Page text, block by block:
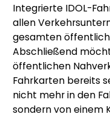
Integrierte IDOL-
allen
gesamten
Abschließend
öffentlichen
Fahrkarten bereits
nicht mehr in den
sondern von einem